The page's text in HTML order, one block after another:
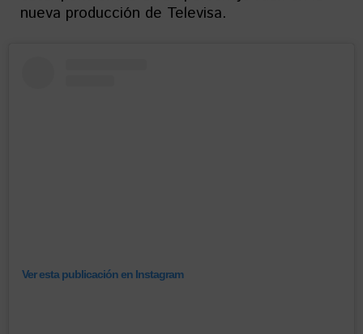
nueva producción de Televisa.
Ver esta publicación en Instagram